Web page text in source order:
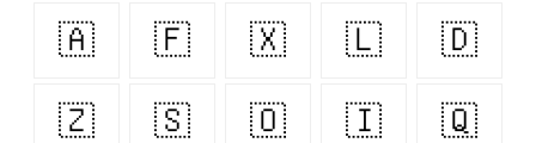
🇦 🇫 🇽 🇱 🇩
🇿 🇸 🇴 🇮 🇶